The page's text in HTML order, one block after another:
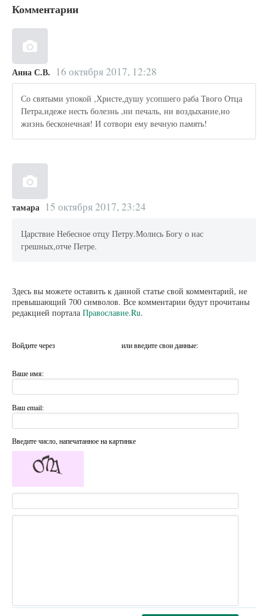
Комментарии
Анна С.В. 16 октября 2017, 12:28
Со святыми упокой ,Христе,душу усопшего раба Твого Отца
Петра,идеже несть болезнь ,ни печаль, ни воздыхание,но
жизнь бесконечная! И сотвори ему вечную память!
тамара 15 октября 2017, 23:24
Царствие Небесное отцу Петру.Молись Богу о нас
грешных,отче Петре.
Здесь вы можете оставить к данной статье свой комментарий, не
превышающий 700 символов. Все комментарии будут прочитаны
редакцией портала Православие.Ru.
Войдите через или введите свои данные:
Ваше имя:
Ваш email:
Введите число, напечатанное на картинке